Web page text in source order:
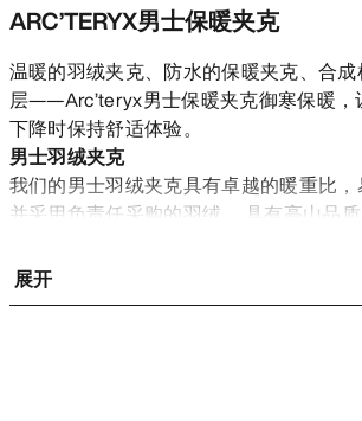
ARC’TERYX男士保暖夹克
温暖的羽绒夹克、防水的保暖夹克、合
层——Arc’teryx男士保暖夹克御寒保暖，
下降时保持舒适体验。
男士羽绒夹克
我们的男士羽绒夹克具有卓越的暖重比，
并采用负责任采购的羽绒。 具有高山品
优质850蓬松度羽绒，结合轻量、耐磨的
在寒冷干燥的高山中穿着。 Thorium系
展开